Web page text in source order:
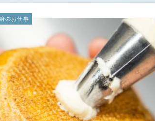
のお仕事